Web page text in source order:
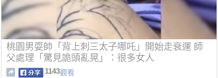
桃園男耍帥「背上刺三太子哪吒」開始走衰運 師
父處理「驚見詭頭亂晃」：很多女人
1143觀看